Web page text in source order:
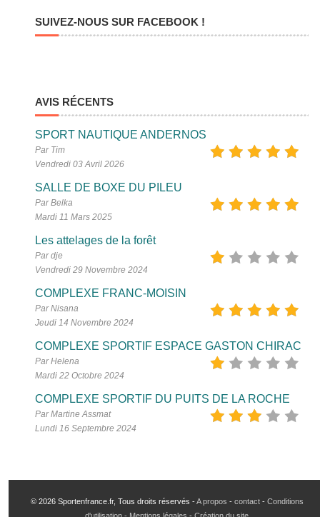
SUIVEZ-NOUS SUR FACEBOOK !
AVIS RÉCENTS
SPORT NAUTIQUE ANDERNOS
Par Tim
Vendredi 03 Avril 2026
SALLE DE BOXE DU PILEU
Par Belka
Mardi 11 Mars 2025
Les attelages de la forêt
Par dje
Vendredi 29 Novembre 2024
COMPLEXE FRANC-MOISIN
Par Nisana
Jeudi 14 Novembre 2024
COMPLEXE SPORTIF ESPACE GASTON CHIRAC
Par Helena
Mardi 22 Octobre 2024
COMPLEXE SPORTIF DU PUITS DE LA ROCHE
Par Martine Assmat
Lundi 16 Septembre 2024
© 2026 Sportenfrance.fr, Tous droits réservés -A propos - contact- Conditions